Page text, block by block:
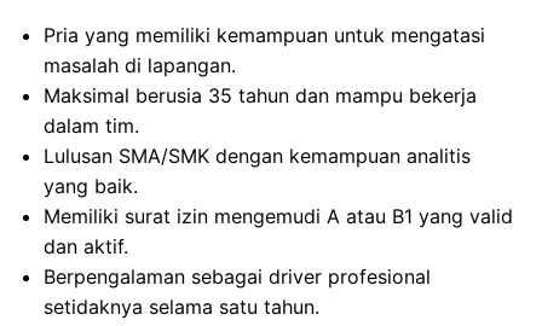
Pria yang memiliki kemampuan untuk mengatasi
masalah di lapangan.
Maksimal berusia 35 tahun dan mampu bekerja
dalam tim.
Lulusan SMA/SMK dengan kemampuan analitis
yang baik.
Memiliki surat izin mengemudi A atau B1 yang valid
dan aktif.
Berpengalaman sebagai driver profesional
setidaknya selama satu tahun.